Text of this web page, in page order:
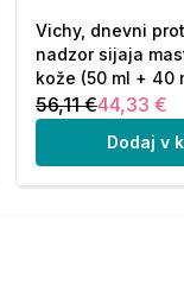
Vichy, dnevni
nadzor sijaja
kože (50 ml + 40
56,11 €44,33 €
Dodaj v